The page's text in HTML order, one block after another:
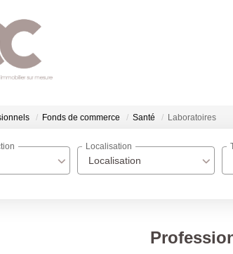
Fonds de commerce Santé Laboratoires
Localisation
Localisation